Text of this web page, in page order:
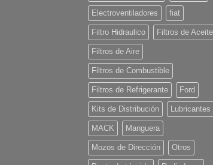
Electroventiladores fiat
Filtro Hidraulico Filtros de Aceite
Filtros de Aire
Filtros de Combustible
Filtros de Refrigerante Ford
Kits de Distribución Lubricantes
MACK Manguera
Mozos de Dirección Otros